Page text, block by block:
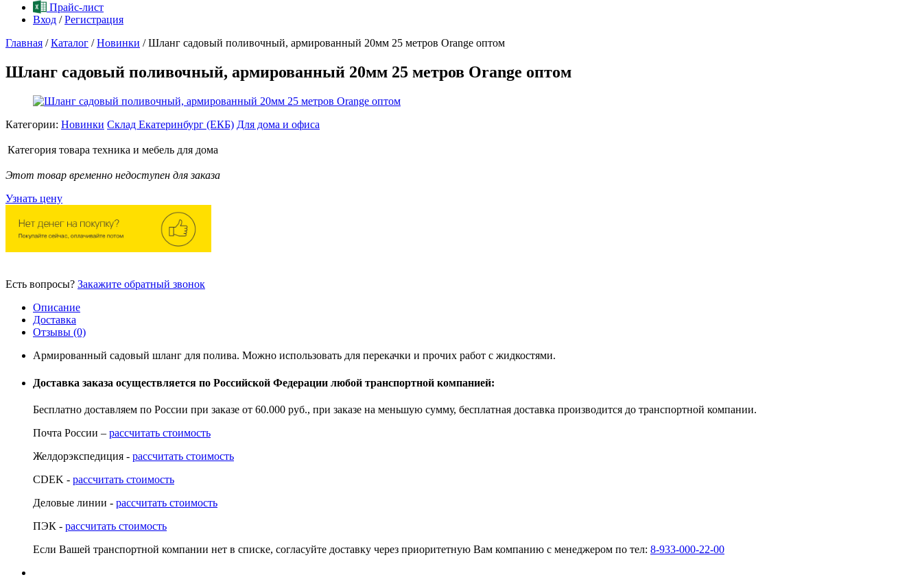
Прайс-лист
Вход /Регистрация
Главная / Каталог / Новинки / Шланг садовый поливочный, армированный 20мм 25 метров Orange оптом
Шланг садовый поливочный, армированный 20мм 25 метров Orange оптом
Категории: Новинки Склад Екатеринбург (ЕКБ) Для дома и офиса
Категория товара техника и мебель для дома
Этот товар временно недоступен для заказа
Узнать цену
Есть вопросы? Закажите обратный звонок
Описание
Доставка
Отзывы (0)
Армированный садовый шланг для полива. Можно использовать для перекачки и прочих работ с жидкостями.
Доставка заказа осуществляется по Российской Федерации любой транспортной компанией:
Бесплатно доставляем по России при заказе от 60.000 руб., при заказе на меньшую сумму, бесплатная доставка производится до транспортной компании.
Почта России – рассчитать стоимость
Желдорэкспедиция - рассчитать стоимость
CDEK - рассчитать стоимость
Деловые линии - рассчитать стоимость
ПЭК - рассчитать стоимость
Если Вашей транспортной компании нет в списке, согласуйте доставку через приоритетную Вам компанию с менеджером по тел: 8-933-000-22-00